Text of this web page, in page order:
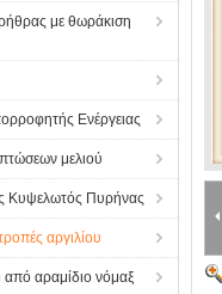
με θωράκιση
Ενέργειας
μελιού
Κυψελωτός Πυρήνας
αργιλίου
από αραμίδιο νόμαξ